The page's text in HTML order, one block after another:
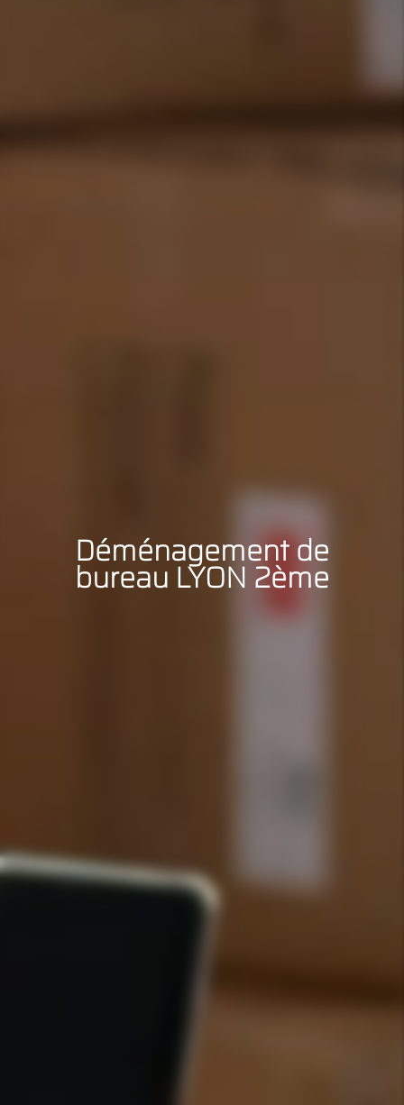
Déménagement de
bureau LYON 2ème